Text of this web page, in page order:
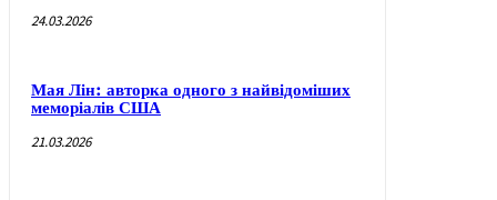
24.03.2026
Мая Лін: авторка одного з найвідоміших
меморіалів США
21.03.2026